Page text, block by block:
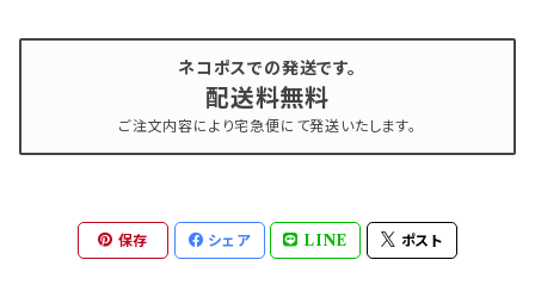
ネコポスでの発送です。
配送料無料
ご注文内容により宅急便にて発送いたします。
保存 シェア LINE ポスト